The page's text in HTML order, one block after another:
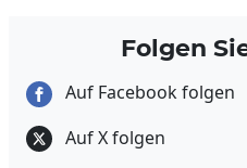
Folgen
Auf Facebook folgen
Auf X folgen